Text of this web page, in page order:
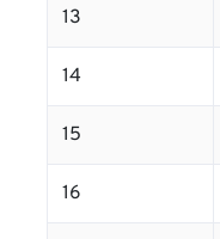
13
14
15
16